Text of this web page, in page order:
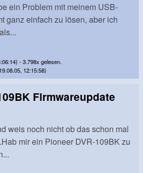
ein Problem mit meinem USB-
ganz einfach zu lösen, aber ich
- 3.798x gelesen.
12:15:58)
Firmwareupdate
weis noch nicht ob das schon mal
mir ein Pioneer DVR-109BK zu